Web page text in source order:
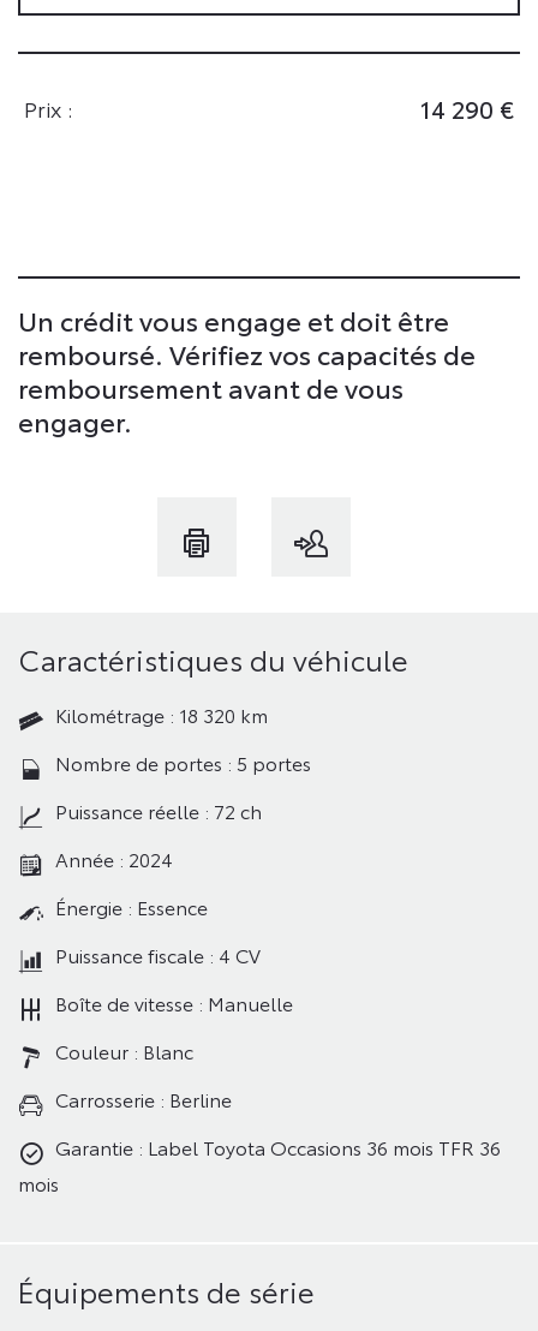
Prix : 14 290 €
Un crédit vous engage et doit être
remboursé. Vérifiez vos capacités de
remboursement avant de vous
engager.
Caractéristiques du véhicule
Kilométrage : 18 320 km
Nombre de portes : 5 portes
Puissance réelle : 72 ch
Année : 2024
Énergie : Essence
Puissance fiscale : 4 CV
Boîte de vitesse : Manuelle
Couleur : Blanc
Carrosserie : Berline
Garantie : Label Toyota Occasions 36 mois TFR 36
mois
Équipements de série